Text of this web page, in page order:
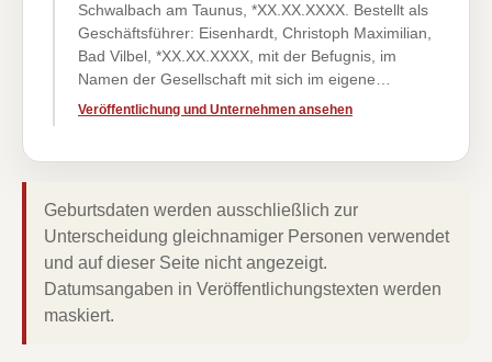
Schwalbach am Taunus, *XX.XX.XXXX. Bestellt als
Geschäftsführer: Eisenhardt, Christoph Maximilian,
Bad Vilbel, *XX.XX.XXXX, mit der Befugnis, im
Namen der Gesellschaft mit sich im eigene…
Veröffentlichung und Unternehmen ansehen
Geburtsdaten werden ausschließlich zur
Unterscheidung gleichnamiger Personen verwendet
und auf dieser Seite nicht angezeigt.
Datumsangaben in Veröffentlichungstexten werden
maskiert.